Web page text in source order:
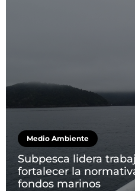
Medio Ambiente
Subpesca lidera
fortalecer la
fondos marinos